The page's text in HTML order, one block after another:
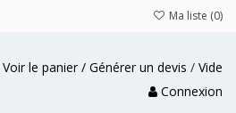
Ma liste (0)
Voir le panier / Générer un devis / Vide
Connexion